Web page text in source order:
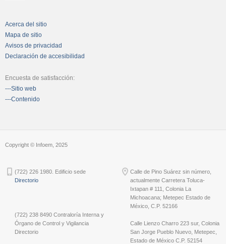
Acerca del sitio
Mapa de sitio
Avisos de privacidad
Declaración de accesibilidad
Encuesta de satisfacción:
---Sitio web
---Contenido
Copyright © Infoem, 2025
(722) 226 1980. Edificio sede
Directorio
(722) 238 8490 Contraloría Interna y
Órgano de Control y Vigilancia
Directorio
Calle de Pino Suárez sin número,
actualmente Carretera Toluca-
Ixtapan # 111, Colonia La
Michoacana; Metepec Estado de
México, C.P. 52166
Calle Lienzo Charro 223 sur, Colonia
San Jorge Pueblo Nuevo, Metepec,
Estado de México C.P. 52154